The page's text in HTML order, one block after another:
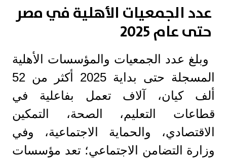
عدد الجمعيات الأهلية في مصر
حتى عام 2025
وبلغ عدد الجمعيات والمؤسسات الأهلية
المسجلة حتى بداية 2025 أكثر من 52
ألف كيان، آلاف تعمل بفاعلية في
قطاعات التعليم، الصحة، التمكين
الاقتصادي، والحماية الاجتماعية، وفي
وزارة التضامن الاجتماعي؛ تعد مؤسسات